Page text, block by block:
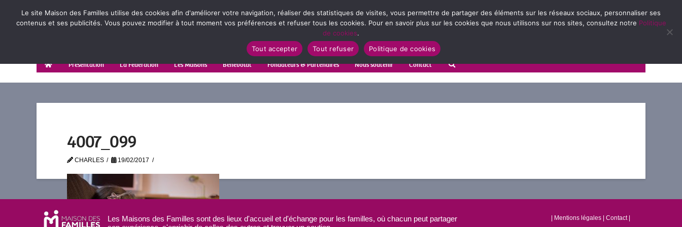
Présentation La Fédération Les Maisons Bénévolat Fondateurs & Partenaires Nous soutenir Contact
4007_099
CHARLES 19/02/2017
Les Maisons des Familles sont des lieux d'accueil et d'échange pour les familles, où chacun peut partager
Mentions légales Contact|
Le site Maison des Familles utilise des cookies afin d'améliorer votre navigation, réaliser des statistiques de visites, vous permettre de partager des éléments sur les réseaux sociaux, personnaliser ses
contenus et ses publicités. Vous pouvez modifier à tout moment vos préférences et refuser tous les cookies. Pour en savoir plus sur les cookies que nous utilisons sur nos sites, consultez notre Politique
de cookies.
Tout accepter
Tout refuser Politique de cookies